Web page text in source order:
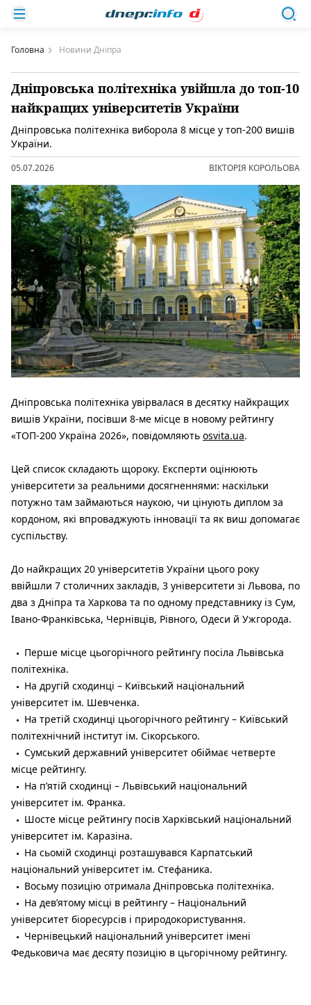
Головна Новини Дніпра
Дніпровська політехніка увійшла до топ-10
найкращих університетів України
Дніпровська політехніка виборола 8 місце у топ-200 вишів
України.
05.07.2026 ВІКТОРІЯ КОРОЛЬОВА
Дніпровська політехніка увірвалася в десятку найкращих
вишів України, посівши 8-ме місце в новому рейтингу
«ТОП-200 Україна 2026», повідомляють osvita.ua.
Цей список складають щороку. Експерти оцінюють
університети за реальними досягненнями: наскільки
потужно там займаються наукою, чи цінують диплом за
кордоном, які впроваджують інновації та як виш допомагає
суспільству.
До найкращих 20 університетів України цього року
ввійшли 7 столичних закладів, 3 університети зі Львова, по
два з Дніпра та Харкова та по одному представнику із Сум,
Івано-Франківська, Чернівців, Рівного, Одеси й Ужгорода.
Перше місце цьогорічного рейтингу посіла Львівська
політехніка.
На другій сходинці – Київський національний
університет ім. Шевченка.
На третій сходинці цьогорічного рейтингу – Київський
політехнічний інститут ім. Сікорського.
Сумський державний університет обіймає четверте
місце рейтингу.
На п’ятій сходинці – Львівський національний
університет ім. Франка.
Шосте місце рейтингу посів Харківський національний
університет ім. Каразіна.
На сьомій сходинці розташувався Карпатський
національний університет ім. Стефаника.
Восьму позицію отримала Дніпровська політехніка.
На девʼятому місці в рейтингу – Національний
університет біоресурсів і природокористування.
Чернівецький національний університет імені
Федьковича має десяту позицію в цьгорічному рейтингу.